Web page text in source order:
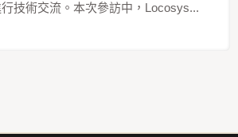
技術交流。本次參訪中，Locosys...